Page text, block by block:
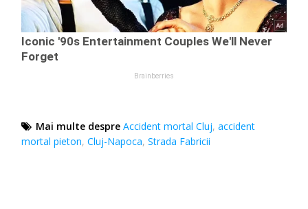
Mai multe despre Accident mortal Cluj,accident
mortal pieton,Cluj-Napoca,Strada Fabricii